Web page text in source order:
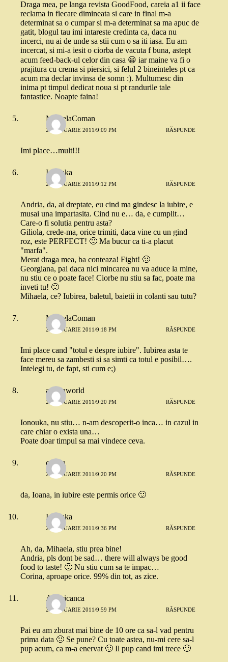
Draga mea, pe langa revista GoodFood, careia a1 ii face
reclama in fiecare dimineata si care in final m-a
determinat sa o cumpar si m-a determinat sa ma apuc de
gatit, blogul tau imi intareste credinta ca, daca nu
incerci, nu ai de unde sa stii cum o sa iti iasa. Eu am
incercat, si mi-a iesit o ciorba de vacuta f buna, astept
acum feed-back-ul celor din casa 😀 iar maine va fi o
prajitura cu crema si piersici, si felul 2 bineinteles pt ca
acum ma declar invinsa de somn :). Multumesc din
inima pt timpul dedicat noua si pt randurile tale
fantastice. Noapte faina!
MihaelaComan
21 IANUARIE 2011/9:09 PM RĂSPUNDE
Imi place…mult!!!
Ionouka
21 IANUARIE 2011/9:12 PM RĂSPUNDE
Andria, da, ai dreptate, eu cind ma gindesc la iubire, e
musai una impartasita. Cind nu e… da, e cumplit…
Care-o fi solutia pentru asta?
Giliola, crede-ma, orice trimiti, daca vine cu un gind
roz, este PERFECT! 🙂 Ma bucur ca ti-a placut
"marfa".
Merat draga mea, ba conteaza! Fight! 🙂
Georgiana, pai daca nici mincarea nu va aduce la mine,
nu stiu ce o poate face! Ciorbe nu stiu sa fac, poate ma
inveti tu! 🙂
Mihaela, ce? Iubirea, baletul, baietii in colanti sau tutu?
MihaelaComan
21 IANUARIE 2011/9:18 PM RĂSPUNDE
Imi place cand "totul e despre iubire". Iubirea asta te
face mereu sa zambesti si sa simti ca totul e posibil….
Intelegi tu, de fapt, sti cum e;)
andriaworld
21 IANUARIE 2011/9:20 PM RĂSPUNDE
Ionouka, nu stiu… n-am descoperit-o inca… in cazul in
care chiar o exista una…
Poate doar timpul sa mai vindece ceva.
corina
21 IANUARIE 2011/9:20 PM RĂSPUNDE
da, Ioana, in iubire este permis orice 🙂
Ionouka
21 IANUARIE 2011/9:36 PM RĂSPUNDE
Ah, da, Mihaela, stiu prea bine!
Andria, pls dont be sad… there will always be good
food to taste! 🙂 Nu stiu cum sa te impac…
Corina, aproape orice. 99% din tot, as zice.
Americanca
21 IANUARIE 2011/9:59 PM RĂSPUNDE
Pai eu am zburat mai bine de 10 ore ca sa-l vad pentru
prima data 🙂 Se pune? Cu toate astea, nu-mi cere sa-l
pup acum, ca m-a enervat 🙂 Il pup cand imi trece 🙂